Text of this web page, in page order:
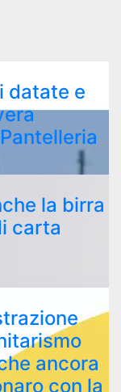
datate e
la birra
carta
ancora
con la